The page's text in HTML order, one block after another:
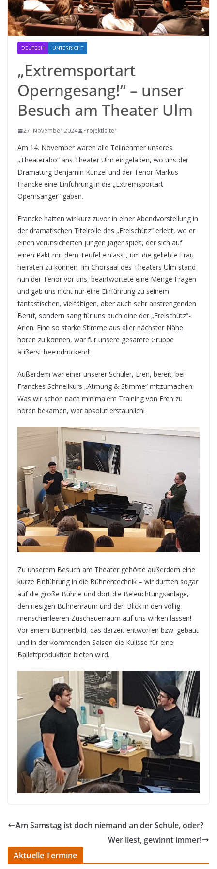
DEUTSCH UNTERRICHT
„Extremsportart
Operngesang!“ – unser
Besuch am Theater Ulm
27. November 2024 Projektleiter
Am 14. November waren alle Teilnehmer unseres
„Theaterabo“ ans Theater Ulm eingeladen, wo uns der
Dramaturg Benjamin Künzel und der Tenor Markus
Francke eine Einführung in die „Extremsportart
Opernsänger“ gaben.
Francke hatten wir kurz zuvor in einer Abendvorstellung in
der dramatischen Titelrolle des „Freischütz“ erlebt, wo er
einen verunsicherten jungen Jäger spielt, der sich auf
einen Pakt mit dem Teufel einlässt, um die geliebte Frau
heiraten zu können. Im Chorsaal des Theaters Ulm stand
nun der Tenor vor uns, beantwortete eine Menge Fragen
und gab uns nicht nur eine Einführung zu seinem
fantastischen, vielfältigen, aber auch sehr anstrengenden
Beruf, sondern sang für uns auch eine der „Freischütz“-
Arien. Eine so starke Stimme aus aller nächster Nähe
hören zu können, war für unsere gesamte Gruppe
äußerst beeindruckend!
Außerdem war einer unserer Schüler, Eren, bereit, bei
Franckes Schnellkurs „Atmung & Stimme“ mitzumachen:
Was wir schon nach minimalem Training von Eren zu
hören bekamen, war absolut erstaunlich!
Zu unserem Besuch am Theater gehörte außerdem eine
kurze Einführung in die Bühnentechnik – wir durften sogar
auf die große Bühne und dort die Beleuchtungsanlage,
den riesigen Bühnenraum und den Blick in den völlig
menschenleeren Zuschauerraum auf uns wirken lassen!
Vor einem Bühnenbild, das derzeit entworfen bzw. gebaut
und in der kommenden Saison die Kulisse für eine
Ballettproduktion bieten wird.
Am Samstag ist doch niemand an der Schule, oder?
Wer liest, gewinnt immer!
Aktuelle Termine